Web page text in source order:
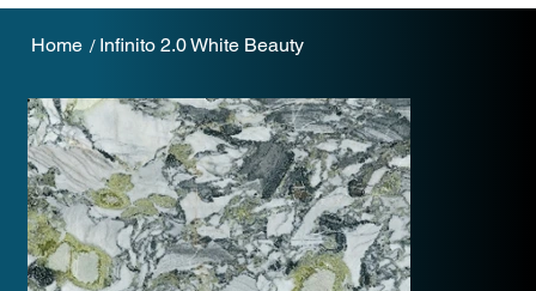
Home / Infinito 2.0 White Beauty